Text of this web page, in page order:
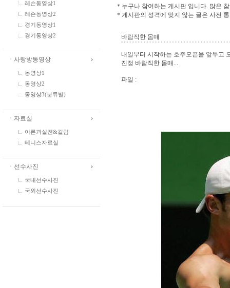
레슨동영상1
레슨동영상2
경기동영상1
경기동영상2
ㆍ사랑방동영상
동영상1
동영상2
동영상3(분류별)
ㆍ자료실
이론과실전&칼럼
테니스자료실
ㆍ선수사진
국내선수사진
국외선수사진
＊누구나 참여하는 게시판 입니다. 많은
＊게시판의 성격에 맞지 않는 글은 사전
바람직한 몸매
내일부터 시작하는 호주오픈을 앞두고
진정 바람직한 몸매...
파일 :